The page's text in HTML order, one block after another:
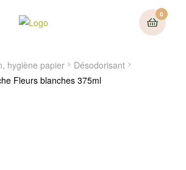
0
hygiène papier
Désodorisant
Fleurs blanches 375ml